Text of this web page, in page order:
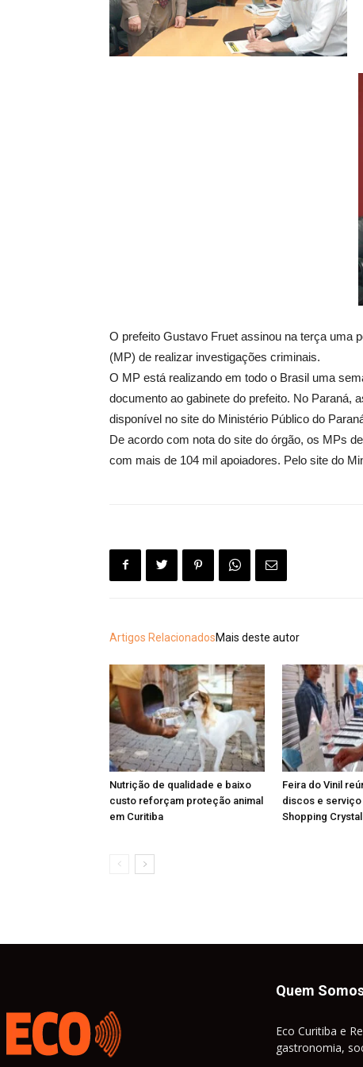
O prefeito Gustavo Fruet assinou na terça uma
(MP) de realizar investigações criminais.
O MP está realizando em todo o Brasil uma
documento ao gabinete do prefeito. No Paraná,
disponível no site do Ministério Público do
De acordo com nota do site do órgão, os MPs
com mais de 104 mil apoiadores. Pelo site do
Artigos RelacionadosMais deste autor
Nutrição de qualidade e baixo
custo reforçam proteção animal
em Curitiba
Feira do Vinil
discos e serviço
Shopping Crystal
Quem
Eco Curitiba e
gastronomia,